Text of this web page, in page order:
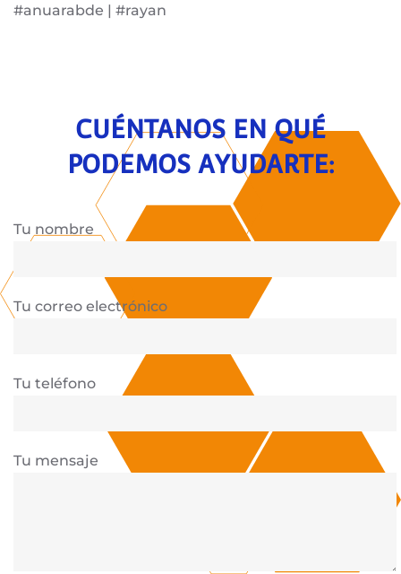
#anuarabde | #rayan
CUÉNTANOS EN QUÉ
PODEMOS AYUDARTE:
Tu nombre
Tu correo electrónico
Tu teléfono
Tu mensaje